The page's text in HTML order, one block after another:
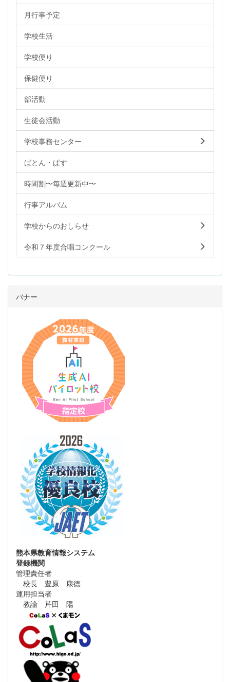
月行事予定
学校生活
学校便り
保健便り
部活動
生徒会活動
学校事務センター
ばとん・ぱす
時間割〜毎週更新中〜
行事アルバム
学校からのおしらせ
令和７年度合唱コンクール
バナー
熊本県教育情報システム
登録機関
管理責任者
校長 豊原 康徳
運用担当者
教諭 芹田 陽